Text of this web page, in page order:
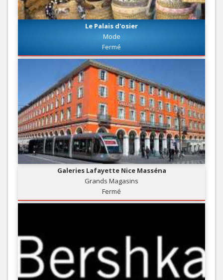
Le Palais d'osier
Mode
Fermé
Galeries Lafayette Nice Masséna
Grands Magasins
Fermé